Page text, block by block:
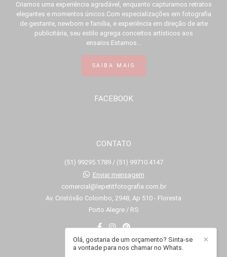
Criamos uma experiência agradável, enquanto capturamos retratos
elegantes e momentos únicos.Com especializações em fotografia
de gestante, newborn e família, e experiência em direção de arte
publicitária, seu estilo agrega conceitos artísticos aos
ensaios.Estamos...
SAIBA MAIS
FACEBOOK
CONTATO
(51) 99295.1789 / (51) 99710.4147
Enviar mensagem
comercial@lepetitfotografia.com.br
Av. Cristóvão Colombo, 2948, Ap 510 - Floresta
Porto Alegre / RS
✕
Olá, gostaria de um orçamento? Sinta-se
a vontade para nos chamar no Whats.